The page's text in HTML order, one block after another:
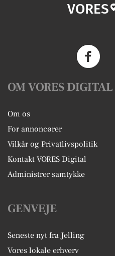
VORES
OM VORES DIGITAL
Om os
For annoncører
Vilkår og Privatlivspolitik
Kontakt VORES Digital
Administrer samtykke
GENVEJE
Seneste nyt fra Jelling
Vores lokale erhverv